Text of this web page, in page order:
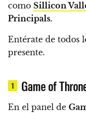
como Sillicon
Principals.
Entérate de todos
presente.
1 Game of
En el panel de